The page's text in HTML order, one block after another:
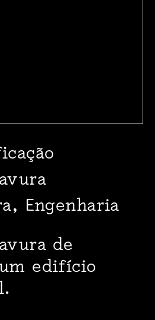
Engenharia
de
edifício